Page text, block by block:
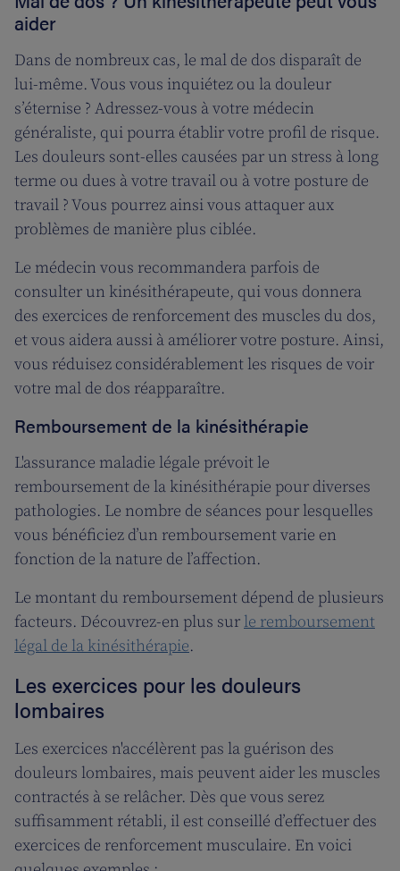
aider
Dans de nombreux cas, le mal de dos disparaît de
lui-même. Vous vous inquiétez ou la douleur
s’éternise ? Adressez-vous à votre médecin
généraliste, qui pourra établir votre profil de risque.
Les douleurs sont-elles causées par un stress à long
terme ou dues à votre travail ou à votre posture de
travail ? Vous pourrez ainsi vous attaquer aux
problèmes de manière plus ciblée.
Le médecin vous recommandera parfois de
consulter un kinésithérapeute, qui vous donnera
des exercices de renforcement des muscles du dos,
et vous aidera aussi à améliorer votre posture. Ainsi,
vous réduisez considérablement les risques de voir
votre mal de dos réapparaître.
Remboursement de la kinésithérapie
L'assurance maladie légale prévoit le
remboursement de la kinésithérapie pour diverses
pathologies. Le nombre de séances pour lesquelles
vous bénéficiez d’un remboursement varie en
fonction de la nature de l’affection.
Le montant du remboursement dépend de plusieurs
facteurs. Découvrez-en plus sur le remboursement
légal de la kinésithérapie.
Les exercices pour les douleurs
lombaires
Les exercices n'accélèrent pas la guérison des
douleurs lombaires, mais peuvent aider les muscles
contractés à se relâcher. Dès que vous serez
suffisamment rétabli, il est conseillé d’effectuer des
exercices de renforcement musculaire. En voici